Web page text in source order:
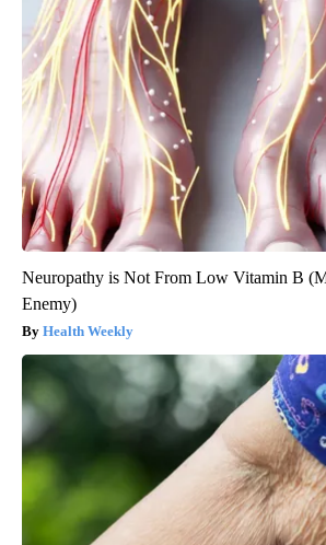
Neuropathy is Not From Low Vitamin B
Enemy)
Health Weekly